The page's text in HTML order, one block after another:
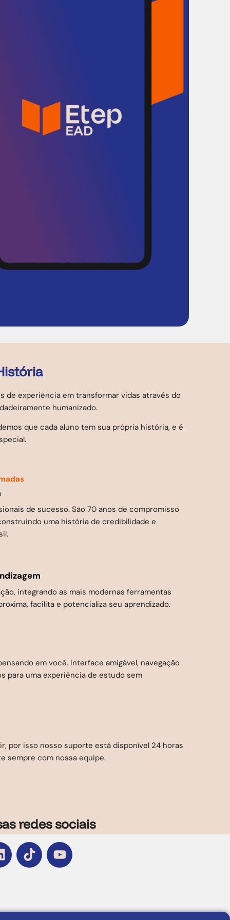
de experiência em transformar vidas através do
humanizado.
que cada aluno tem sua própria história, e é
de sucesso. São 70 anos de compromisso
uma história de credibilidade e
integrando as mais modernas ferramentas
facilita e potencializa seu aprendizado.
em você. Interface amigável, navegação
para uma experiência de estudo sem
por isso nosso suporte está disponível 24 horas
sempre com nossa equipe.
redes sociais